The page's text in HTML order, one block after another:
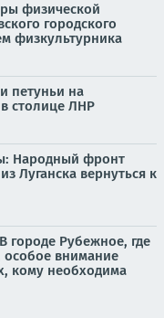
физической
городского
физкультурника
петуньи на
столице ЛНР
Народный фронт
Луганска вернуться к
городе Рубежное, где
особое внимание
кому необходима